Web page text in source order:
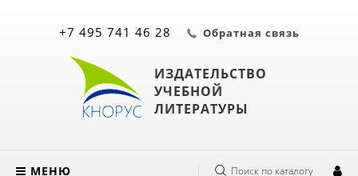
ИЗДАТЕЛЬСТВО
УЧЕБНОЙ
ЛИТЕРАТУРЫ
+7 495 741 46 28 Обратная связь
МЕНЮ Поиск по каталогу